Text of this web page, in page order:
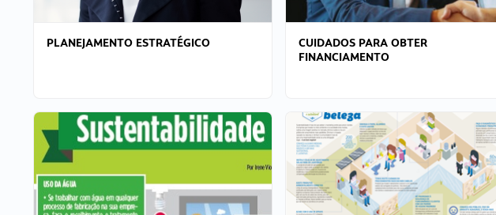
PLANEJAMENTO ESTRATÉGICO
CUIDADOS PARA OBTER
FINANCIAMENTO